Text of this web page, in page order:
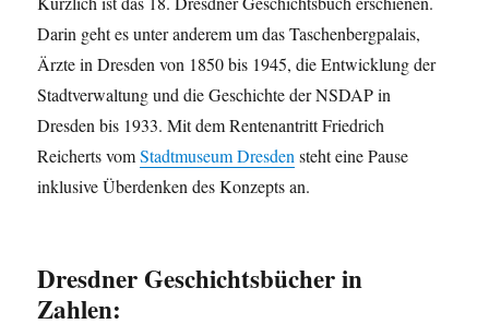
Darin geht es unter anderem um das Taschenbergpalais,
Ärzte in Dresden von 1850 bis 1945, die Entwicklung der
Stadtverwaltung und die Geschichte der NSDAP in
Dresden bis 1933. Mit dem Rentenantritt Friedrich
Reicherts vomStadtmuseum Dresdensteht eine Pause
inklusive Überdenken des Konzepts an.
Dresdner Geschichtsbücher in
Zahlen: